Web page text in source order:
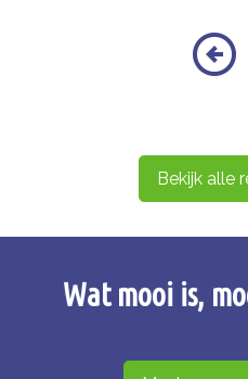
Wat mooi is,
Bekijk alle